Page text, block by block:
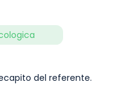
del referente.